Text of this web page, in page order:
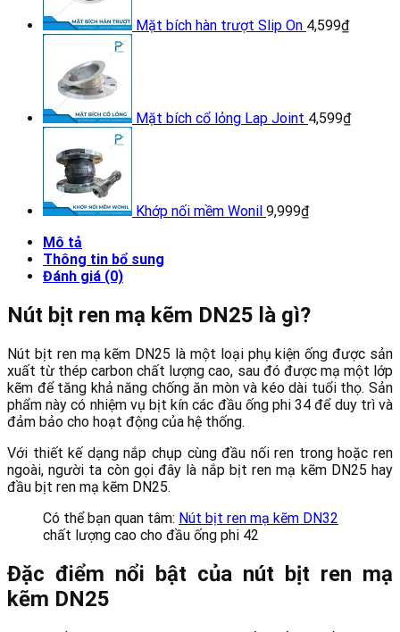
Mặt bích hàn trượt Slip On 4,599₫
Mặt bích cổ lỏng Lap Joint 4,599₫
Khớp nối mềm Wonil 9,999₫
Mô tả
Thông tin bổ sung
Đánh giá (0)
Nút bịt ren mạ kẽm DN25 là gì?
Nút bịt ren mạ kẽm DN25 là một loại phụ kiện ống được sản
xuất từ thép carbon chất lượng cao, sau đó được mạ một lớp
kẽm để tăng khả năng chống ăn mòn và kéo dài tuổi thọ. Sản
phẩm này có nhiệm vụ bịt kín các đầu ống phi 34 để duy trì và
đảm bảo cho hoạt động của hệ thống.
Với thiết kế dạng nắp chụp cùng đầu nối ren trong hoặc ren
ngoài, người ta còn gọi đây là nắp bịt ren mạ kẽm DN25 hay
đầu bịt ren mạ kẽm DN25.
Có thể bạn quan tâm: Nút bịt ren mạ kẽm DN32
chất lượng cao cho đầu ống phi 42
Đặc điểm nổi bật của nút bịt ren mạ
kẽm DN25